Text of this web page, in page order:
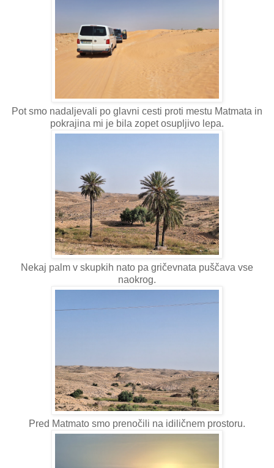
Pot smo nadaljevali po glavni cesti proti mestu Matmata in
pokrajina mi je bila zopet osupljivo lepa.
Nekaj palm v skupkih nato pa gričevnata puščava vse
naokrog.
Pred Matmato smo prenočili na idiličnem prostoru.